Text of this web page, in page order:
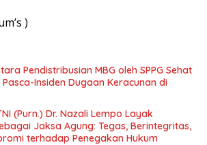
)
Pendistribusian MBG oleh SPPG Sehat
Insiden Dugaan Keracunan di
(Purn.) Dr. Nazali Lempo Layak
Jaksa Agung: Tegas, Berintegritas,
terhadap Penegakan Hukum